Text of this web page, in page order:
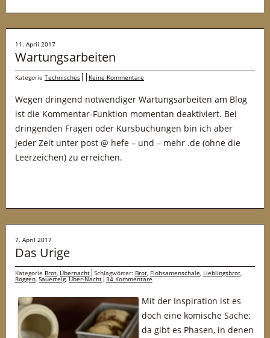
11. April 2017
Wartungsarbeiten
Kategorie Technisches Keine Kommentare
Wegen dringend notwendiger Wartungsarbeiten am Blog
ist die Kommentar-Funktion momentan deaktiviert. Bei
dringenden Fragen oder Kursbuchungen bin ich aber
jeder Zeit unter post @ hefe – und – mehr .de (ohne die
Leerzeichen) zu erreichen.
7. April 2017
Das Urige
Kategorie Brot, Übernacht Schlagwörter: Brot, Flohsamenschale, Lieblingsbrot,
Roggen, Sauerteig,Über-Nacht 34 Kommentare
Mit der Inspiration ist es
doch eine komische Sache:
da gibt es Phasen, in denen